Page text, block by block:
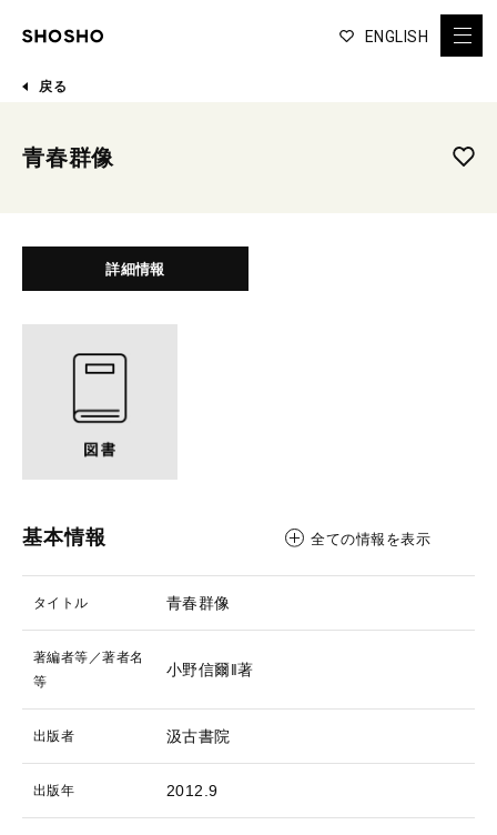
ENGLISH
戻る
青春群像
詳細情報
基本情報 全ての情報を表示
タイトル 青春群像
著編者等／著者名
等
小野信爾‖著
出版者 汲古書院
出版年 2012.9